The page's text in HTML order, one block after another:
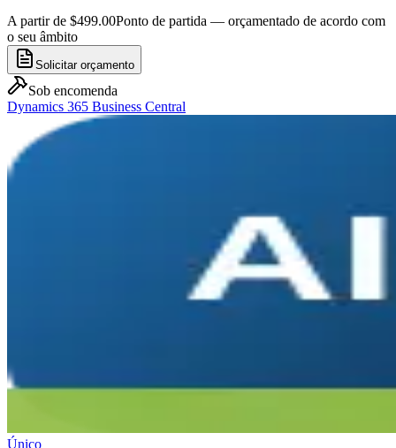
A partir de $499.00Ponto de partida — orçamentado de acordo com
o seu âmbito
Solicitar orçamento
Sob encomenda
Dynamics 365 Business Central
Único